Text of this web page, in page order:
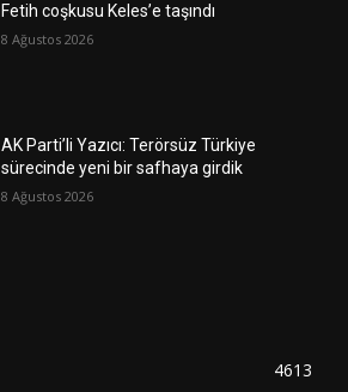
Fetih coşkusu Keles’e taşındı
8 Ağustos 2026
AK Parti’li Yazıcı: Terörsüz Türkiye
sürecinde yeni bir safhaya girdik
8 Ağustos 2026
4613